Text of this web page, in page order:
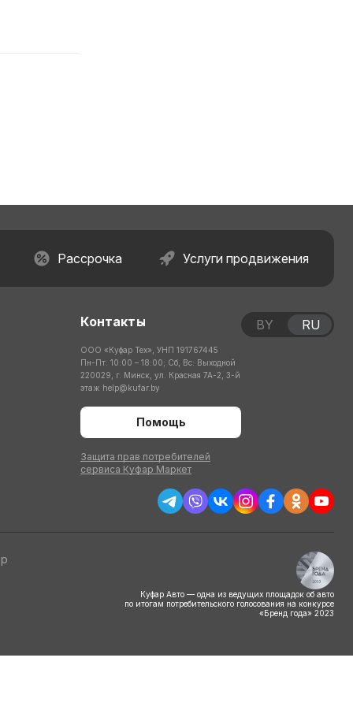
Рассрочка Услуги продвижения
Контакты
ООО «Куфар Тех», УНП 191767445
Пн-Пт: 10:00 – 18:00; Сб, Вс: Выходной
220029, г. Минск, ул. Красная 7А-2, 3-й
этаж help@kufar.by
Помощь
Защита прав потребителей
сервиса Куфар Маркет
BY RU
Куфар Авто — одна из ведущих площадок об авто
по итогам потребительского голосования на конкурсе
«Бренд года» 2023